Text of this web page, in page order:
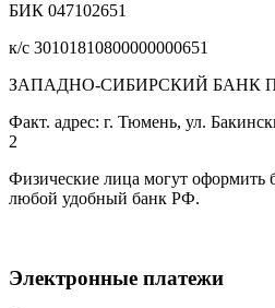
БИК 047102651
к/с 30101810800000000651
ЗАПАДНО-СИБИРСКИЙ БАНК
Факт. адрес: г. Тюмень, ул.
2
Физические лица могут оформить
любой удобный банк РФ.
Электронные платежи